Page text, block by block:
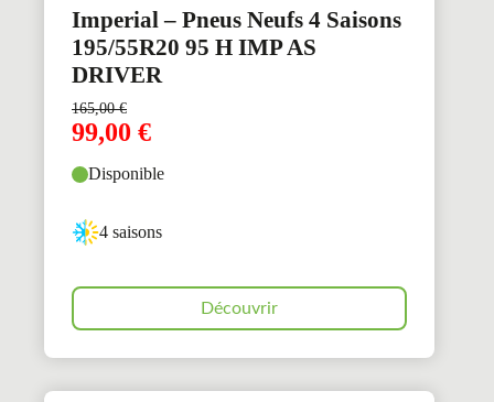
Imperial – Pneus Neufs 4 Saisons
195/55R20 95 H IMP AS
DRIVER
165,00€
99,00 €
Disponible
4 saisons
Découvrir